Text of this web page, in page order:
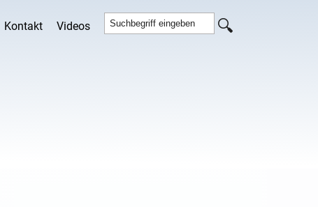
Kontakt Videos